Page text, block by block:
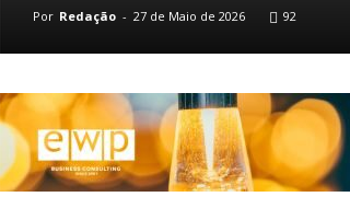
Por Redação - 27 de Maio de 2026 92